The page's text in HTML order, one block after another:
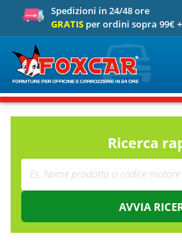
Spedizioni in 24/48 ore
GRATIS per ordini sopra 99€
Ricerca
AVVIA